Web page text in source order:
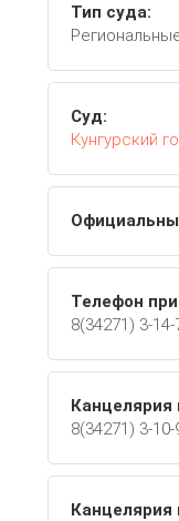
Тип суда:
Суд:
Кунгурский
Телефон
8(34271) 3-14-
Канцелярия
8(34271) 3-10-
Канцелярия